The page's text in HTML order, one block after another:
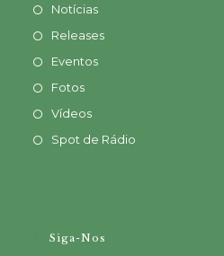
Notícias
Releases
Eventos
Fotos
Vídeos
Spot de Rádio
Siga-Nos